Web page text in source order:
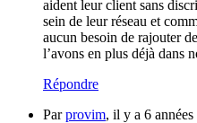
aident leur client sans
sein de leur réseau et
aucun besoin de rajouter
l’avons en plus déjà dans
Répondre
Parprovim, il y a 6 années